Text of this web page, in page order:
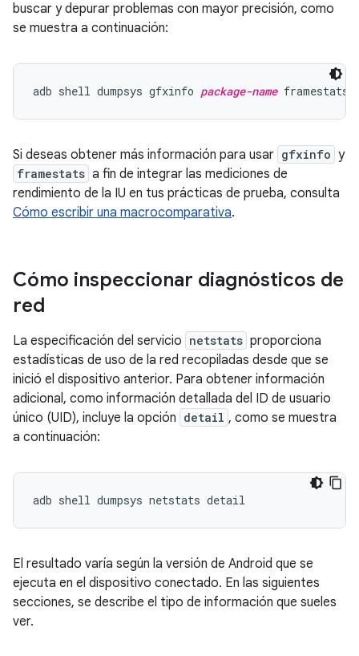
buscar y depurar problemas con mayor precisión, como
se muestra a continuación:
adb shell dumpsys gfxinfo package-name
Si deseas obtener más información para usar gfxinfo y
framestats a fin de integrar las mediciones de
rendimiento de la IU en tus prácticas de prueba, consulta
Cómo escribir una macrocomparativa.
Cómo inspeccionar diagnósticos de
red
La especificación del servicio netstats proporciona
estadísticas de uso de la red recopiladas desde que se
inició el dispositivo anterior. Para obtener información
adicional, como información detallada del ID de usuario
único (UID), incluye la opción detail , como se muestra
a continuación:
El resultado varía según la versión de Android que se
ejecuta en el dispositivo conectado. En las siguientes
secciones, se describe el tipo de información que sueles
ver.